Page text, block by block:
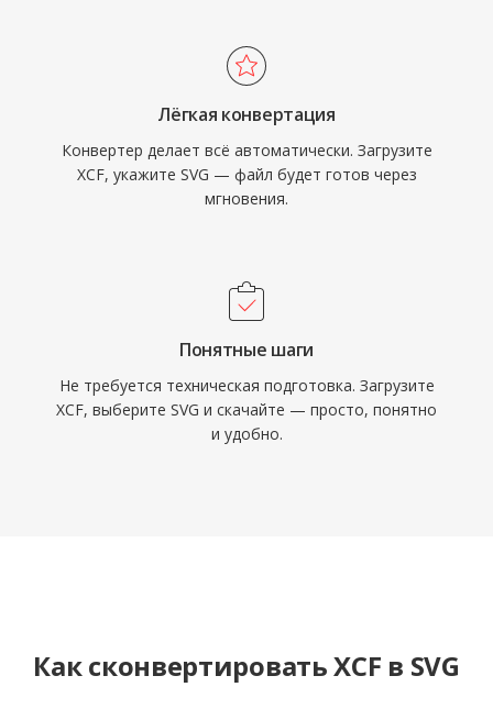
Лёгкая конвертация
Конвертер делает всё автоматически. Загрузите
XCF, укажите SVG — файл будет готов через
мгновения.
Понятные шаги
Не требуется техническая подготовка. Загрузите
XCF, выберите SVG и скачайте — просто, понятно
и удобно.
Как сконвертировать XCF в SVG